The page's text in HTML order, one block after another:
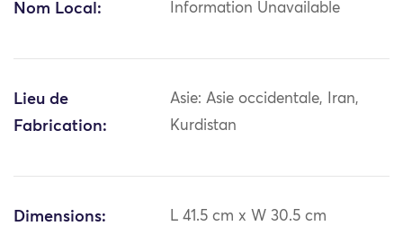
Nom Local: Information Unavailable
Lieu de
Fabrication:
Asie: Asie occidentale, Iran,
Kurdistan
Dimensions: L 41.5 cm x W 30.5 cm